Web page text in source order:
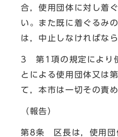
合，使用団体に対し着
い。また既に着ぐるみ
は，中止しなければなら
3 第1項の規定により
とによる使用団体又は
て，本市は一切その責
（報告）
第8条 区長は，使用団